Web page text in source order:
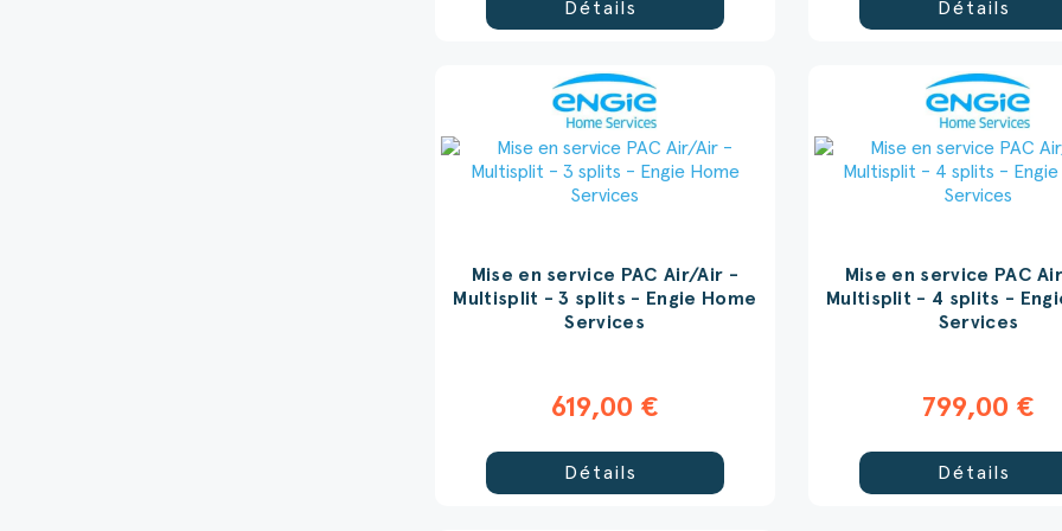
(5
Détails Détails
Mise en service PAC Air/Air -
Multisplit - 3 splits - Engie Home
Services
619,00 €
Détails
Mise en service PAC
Multisplit - 4 splits -
Services
799,00 €
Détails